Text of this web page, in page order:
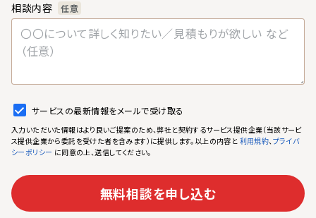
相談内容 任意
サービスの最新情報をメールで受け取る
入力いただいた情報はより良いご提案のため、弊社と契約するサービス提供企業（当該サービ
ス提供企業から委託を受けた者を含みます）に提供します。以上の内容と 利用規約、プライバ
シーポリシー に同意の上、送信してください。
無料相談を申し込む